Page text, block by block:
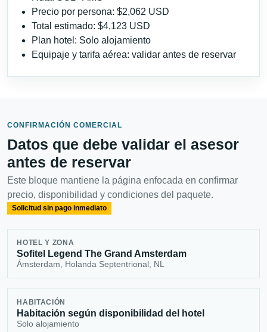
Precio por persona: $2,062 USD
Total estimado: $4,123 USD
Plan hotel: Solo alojamiento
Equipaje y tarifa aérea: validar antes de reservar
CONFIRMACIÓN COMERCIAL
Datos que debe validar el asesor
antes de reservar
Este bloque mantiene la página enfocada en confirmar
precio, disponibilidad y condiciones del paquete.
Solicitud sin pago inmediato
HOTEL Y ZONA
Sofitel Legend The Grand Amsterdam
Ámsterdam, Holanda Septentrional, NL
HABITACIÓN
Habitación según disponibilidad del hotel
Solo alojamiento